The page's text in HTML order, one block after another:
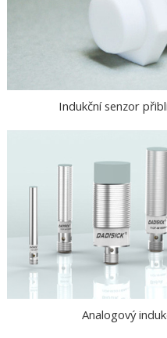
Indukční senzor
Analogový